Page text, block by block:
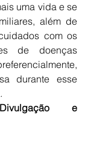
uma vida e se
além de
com os
de doenças
durante esse
e